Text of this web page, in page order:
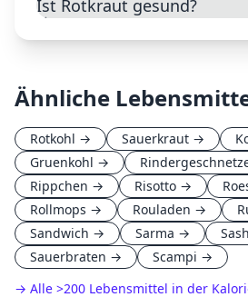
Ist Rotkraut gesund?
Ähnliche
Rotkohl → Sauerkraut →
Gruenkohl →
Rippchen → Risotto →
Rollmops → Rouladen →
Sandwich → Sarma →
Sauerbraten → Scampi →
→ Alle >200 Lebensmittel in der